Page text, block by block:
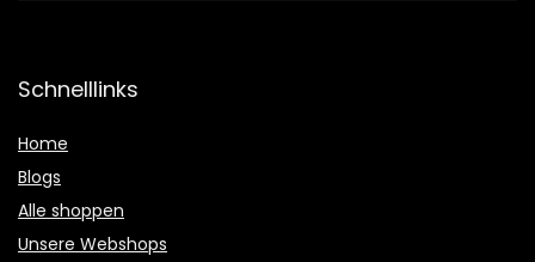
Schnelllinks
Home
Blogs
Alle shoppen
Unsere Webshops